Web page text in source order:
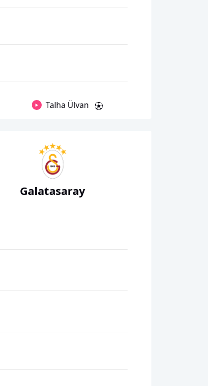
Talha Ülvan
Galatasaray